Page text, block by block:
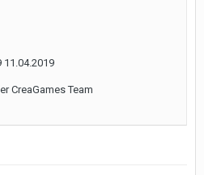
11.04.2019
CreaGames Team